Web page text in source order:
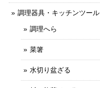
調理器具・キッチンツール
調理へら
菜箸
水切り盆ざる